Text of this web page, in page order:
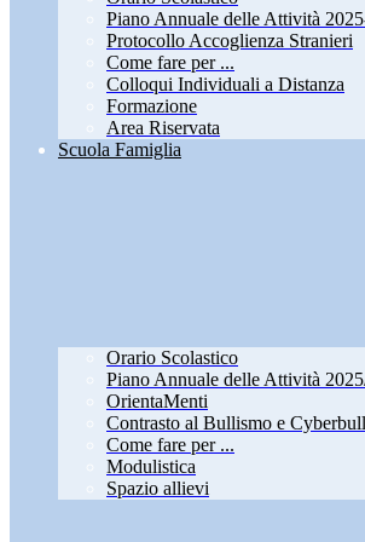
Piano Annuale delle Attività
Protocollo Accoglienza Stranieri
Come fare per ...
Colloqui Individuali a Distanza
Formazione
Area Riservata
Scuola Famiglia
Orario Scolastico
Piano Annuale delle Attività
OrientaMenti
Contrasto al Bullismo e
Come fare per ...
Modulistica
Spazio allievi